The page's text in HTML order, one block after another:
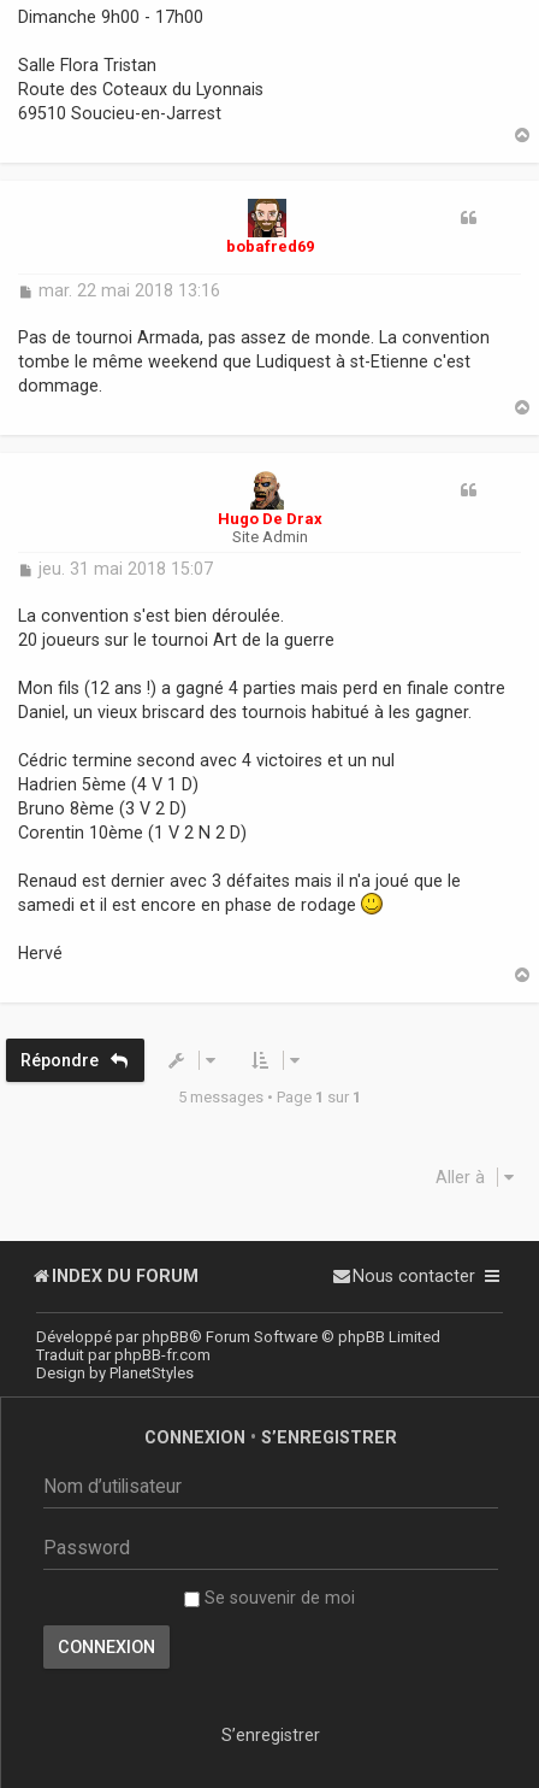
Dimanche 9h00 - 17h00
Salle Flora Tristan
Route des Coteaux du Lyonnais
69510 Soucieu-en-Jarrest
bobafred69
M
s
a
g
mar. 22 mai 2018 13:16
Pas de tournoi Armada, pas assez de monde. La convention
tombe le même weekend que Ludiquest à st-Etienne c'est
dommage.
Hugo De Drax
Site Admin
M
s
s
a
e
jeu. 31 mai 2018 15:07
La convention s'est bien déroulée.
20 joueurs sur le tournoi Art de la guerre
Mon fils (12 ans !) a gagné 4 parties mais perd en finale contre
Daniel, un vieux briscard des tournois habitué à les gagner.
Cédric termine second avec 4 victoires et un nul
Hadrien 5ème (4 V 1 D)
Bruno 8ème (3 V 2 D)
Corentin 10ème (1 V 2 N 2 D)
Renaud est dernier avec 3 défaites mais il n'a joué que le
samedi et il est encore en phase de rodage
Hervé
Répondre
5 messages • Page 1 sur 1
Aller à
INDEX DU FORUM Nous contacter
Développé parphpBB® Forum Software © phpBB Limited
Traduit parphpBB-fr.com
Design by PlanetStyles
CONNEXION • S’ENREGISTRER
Se souvenir de moi
S’enregistrer